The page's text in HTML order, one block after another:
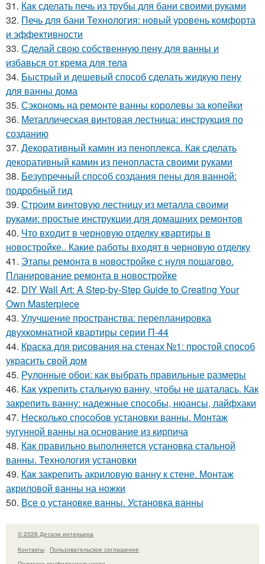
31. Как сделать печь из трубы для бани своими руками
32. Печь для бани Технология: новый уровень комфорта
и эффективности
33. Сделай свою собственную пену для ванны и
избавься от крема для тела
34. Быстрый и дешевый способ сделать жидкую пену
для ванны дома
35. Сэкономь на ремонте ванны королевы за копейки
36. Металлическая винтовая лестница: инструкция по
созданию
37. Декоративный камин из пеноплекса. Как сделать
декоративный камин из пенопласта своими руками
38. Безупречный способ создания пены для ванной:
подробный гид
39. Строим винтовую лестницу из металла своими
руками: простые инструкции для домашних ремонтов
40. Что входит в черновую отделку квартиры в
новостройке.. Какие работы входят в черновую отделку
41. Этапы ремонта в новостройке с нуля пошагово.
Планирование ремонта в новостройке
42. DIY Wall Art: A Step-by-Step Guide to Creating Your
Own Masterpiece
43. Улучшение пространства: перепланировка
двухкомнатной квартиры серии П-44
44. Краска для рисования на стенах №1: простой способ
украсить свой дом
45. Рулонные обои: как выбрать правильные размеры
46. Как укрепить стальную ванну, чтобы не шаталась. Как
закрепить ванну: надежные способы, нюансы, лайфхаки
47. Несколько способов установки ванны. Монтаж
чугунной ванны на основание из кирпича
48. Как правильно выполняется установка стальной
ванны. Технология установки
49. Как закрепить акриловую ванну к стене. Монтаж
акриловой ванны на ножки
50. Все о установке ванны. Установка ванны
© 2026 Детали интерьера
Контакты
Пользовательское соглашение